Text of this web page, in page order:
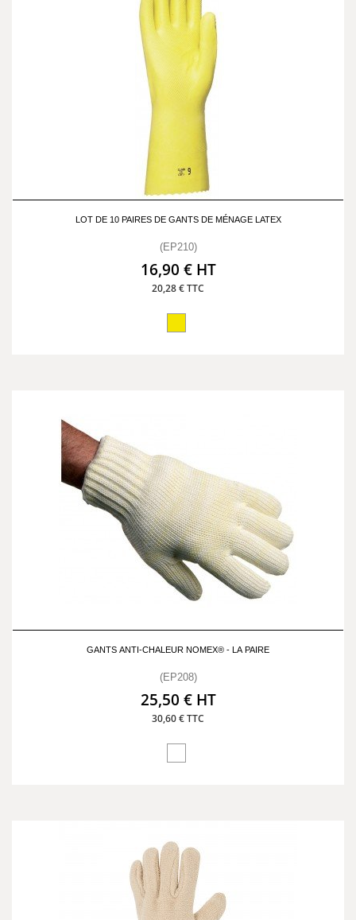
LOT DE 10 PAIRES DE GANTS DE MÉNAGE LATEX
(EP210)
16,90 € HT
20,28 € TTC
GANTS ANTI-CHALEUR NOMEX® - LA PAIRE
(EP208)
25,50 € HT
30,60 € TTC